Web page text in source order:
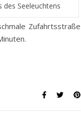
des Seeleuchtens
Zufahrtsstraße